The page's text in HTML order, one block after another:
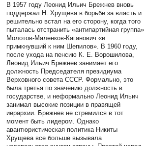
В 1957 году Леонид Ильич Брежнев вновь
поддержал Н. Хрущева в борьбе за власть и
решительно встал на его сторону, когда того
пыталась отстранить «антипартийная группа»
Молотов-Маленков-Каганович «и
примкнувший к ним Шепилов». В 1960 году,
после ухода на пенсию К. Е. Ворошилова,
Леонид Ильич Брежнев занимает его
должность Председателя президиума
Верховного совета СССР. Формально, это
была третья по значению должность в
государстве, и неформально Леонид Ильич
занимал высокие позиции в правящей
иерархии. Брежнев не стремился в тот
момент быть лидером. Однако
авантюристическая политика Никиты
Хрущева все больше вызывала